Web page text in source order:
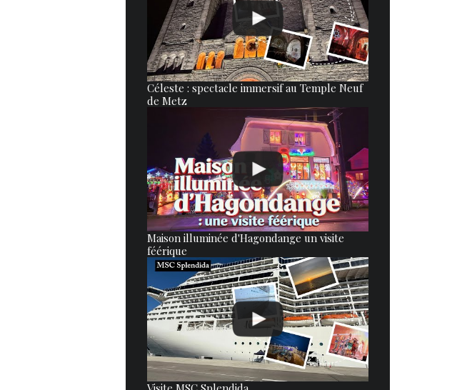
Céleste : spectacle immersif au Temple Neuf
de Metz
Maison illuminée d'Hagondange un visite
féérique